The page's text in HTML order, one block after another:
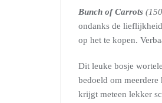
Bunch of Carrots
ondanks de
op het te kopen.
Dit leuke bosje
bedoeld om
krijgt meteen lekker